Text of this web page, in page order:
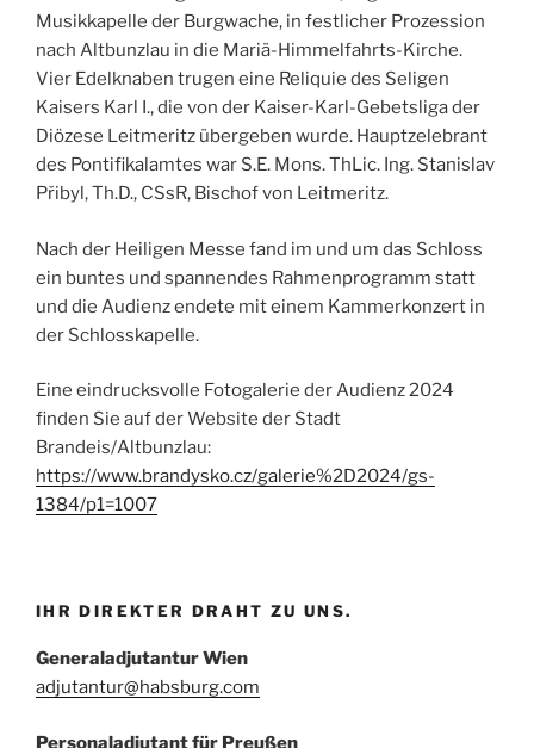
Musikkapelle der Burgwache, in festlicher Prozession
nach Altbunzlau in die Mariä-Himmelfahrts-Kirche.
Vier Edelknaben trugen eine Reliquie des Seligen
Kaisers Karl I., die von der Kaiser-Karl-Gebetsliga der
Diözese Leitmeritz übergeben wurde. Hauptzelebrant
des Pontifikalamtes war S.E. Mons. ThLic. Ing. Stanislav
Přibyl, Th.D., CSsR, Bischof von Leitmeritz.
Nach der Heiligen Messe fand im und um das Schloss
ein buntes und spannendes Rahmenprogramm statt
und die Audienz endete mit einem Kammerkonzert in
der Schlosskapelle.
Eine eindrucksvolle Fotogalerie der Audienz 2024
finden Sie auf der Website der Stadt
Brandeis/Altbunzlau:
https://www.brandysko.cz/galerie%2D2024/gs-
1384/p1=1007
IHR DIREKTER DRAHT ZU UNS.
Generaladjutantur Wien
adjutantur@habsburg.com
Personaladjutant für Preußen